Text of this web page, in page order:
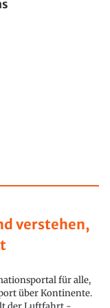
verstehen,
für alle,
über Kontinente.